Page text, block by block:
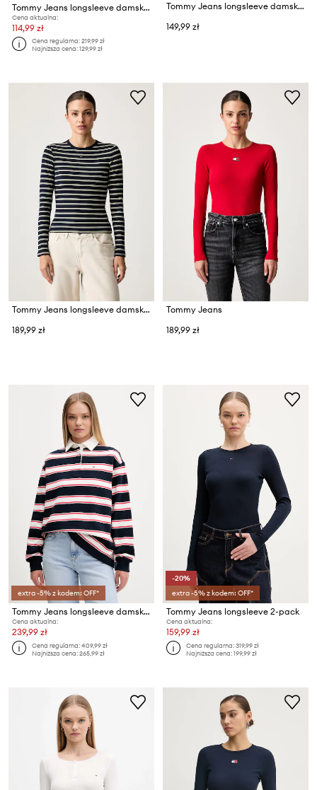
Tommy Jeans longsleeve damski bawełniany z elastanem
Cena aktualna:
114,99 zł
Cena regularna:219,99 zł
Najniższa cena:129,99 zł
Tommy Jeans longsleeve damski z bawełną
149,99 zł
Tommy Jeans longsleeve damski bawełniany z elastanem
189,99 zł
Tommy Jeans
189,99 zł
extra -5% z kodem: OFF*
Tommy Jeans longsleeve damski bawełniany
Cena aktualna:
239,99 zł
Cena regularna:409,99 zł
Najniższa cena:265,99 zł
-20%
extra -5% z kodem: OFF*
Tommy Jeans longsleeve 2-pack
Cena aktualna:
159,99 zł
Cena regularna:319,99 zł
Najniższa cena:199,99 zł